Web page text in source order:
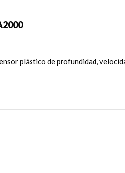
plástico de profundidad,